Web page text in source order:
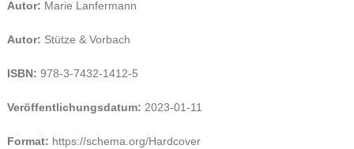
Autor: Marie Lanfermann
Autor: Stütze & Vorbach
ISBN: 978-3-7432-1412-5
Veröffentlichungsdatum: 2023-01-11
Format: https://schema.org/Hardcover